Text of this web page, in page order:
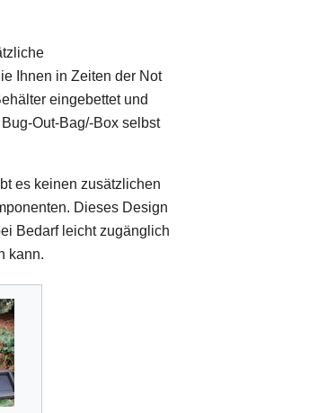
Ihnen in Zeiten der Not
eingebettet und
Out-Bag/-Box selbst
es keinen zusätzlichen
Dieses Design
Bedarf leicht zugänglich
kann.